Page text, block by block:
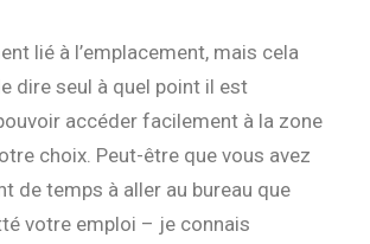
lié à l’emplacement, mais cela
dire seul à quel point il est
accéder facilement à la zone
choix. Peut-être que vous avez
de temps à aller au bureau que
votre emploi – je connais